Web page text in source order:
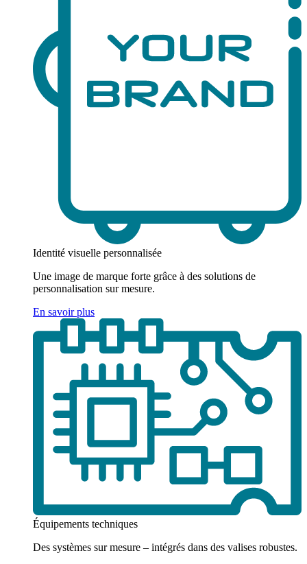
Identité visuelle personnalisée
Une image de marque forte grâce à des solutions de
personnalisation sur mesure.
En savoir plus
Équipements techniques
Des systèmes sur mesure – intégrés dans des valises robustes.